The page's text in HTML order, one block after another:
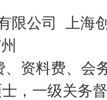
限公司 上海
资料费、会
，一级关务